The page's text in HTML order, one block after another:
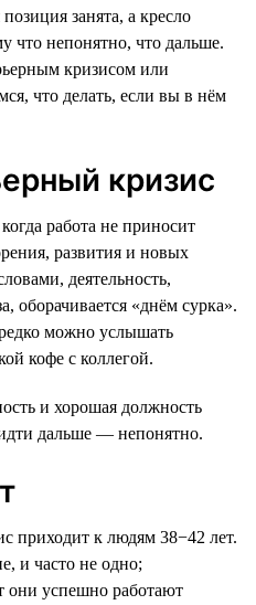
занята, а кресло
что непонятно, что дальше.
кризисом или
что делать, если вы в нём
кризис
работа не приносит
развития и новых
деятельность,
оборачивается «днём сурка».
можно услышать
кофе с коллегой.
и хорошая должность
дальше — непонятно.
приходит к людям 38−42 лет.
и часто не одно;
они успешно работают